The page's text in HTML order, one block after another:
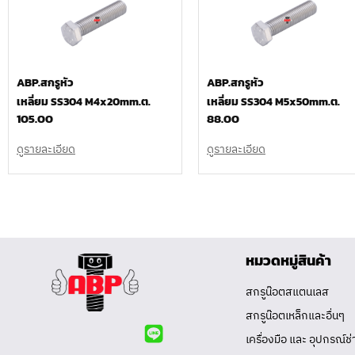
ABP.สกรูหัว
เหลี่ยม SS304 M4x20mm.ต.
105.00
ดูรายละเอียด
ABP.สกรูหัว
เหลี่ยม SS304 M5x50mm.ต.
88.00
ดูรายละเอียด
หมวดหมู่สินค้า
สกรูน๊อตสแตนเลส
สกรูน๊อตเหล็กและอื่นๆ
เครื่องมือ และ อุปกรณ์ช่